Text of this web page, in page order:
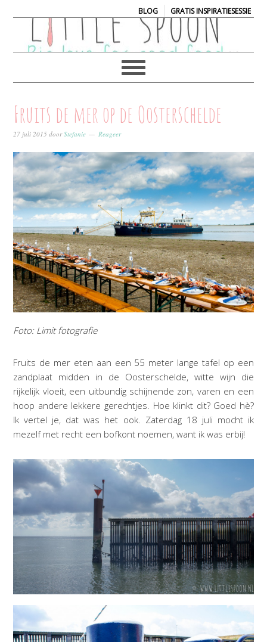
BLOG| GRATIS INSPIRATIESESSIE
Fruits de mer op de Oosterschelde
27 juli 2015 doorStefanie Reageer
Foto: Limit fotografie
Fruits de mer eten aan een 55 meter lange tafel op een
zandplaat midden in de Oosterschelde, witte wijn die
rijkelijk vloeit, een uitbundig schijnende zon, varen en een
hoop andere lekkere gerechtjes. Hoe klinkt dit? Goed hè?
Ik vertel je, dat was het ook. Zaterdag 18 juli mocht ik
mezelf met recht een bofkont noemen, want ik was erbij!